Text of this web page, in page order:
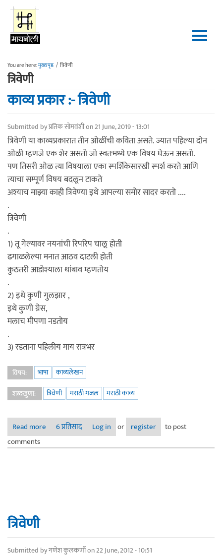
Skip to main content
You are here:मुख्यपृष्ठ / त्रिवेणी
त्रिवेणी
काव्य प्रकार :- त्रिवेणी
Submitted byप्रतिक सोमवंशीon 21 June, 2019 - 13:01
त्रिवेणी या काव्यप्रकारात तीन ओळींची कविता असते. ज्यात पहिल्या दोन
ओळी म्हणजे एक शेर असतो जो स्वतःमध्ये एक विषय घेऊन असतो.
पण तिसरी ओळ त्या विषयाला एका स्पर्शिकेसारखी स्पर्श करते आणि
त्याचा सम्पूर्ण विषय बदलून टाकते
अश्याच माझ्या काही त्रिवेण्या इथे आपल्या समोर सादर करतो ....
.
त्रिवेणी
.
1) तू गेल्यावर नयनांची रिपरिप चालू होती
ढगाळलेल्या मनात आठव दाटली होती
कुठतरी आडोश्याला थांबाव म्हणतोय
.
2) इथे कुणी गुलझार ,
इथे कुणी ग्रेस,
मलाच मीपणा नडतोय
.
3) रडताना पहिलीय माय रात्रभर
विषय: भाषा
काव्यलेखन
शब्दखुणा:
त्रिवेणी मराठी गजल मराठी काव्य
Read more about काव्य प्रकार :- त्रिवेणी
6 प्रतिसाद Log in or register
to post
comments
त्रिवेणी
Submitted byगणेश कुलकर्णीon 22 June, 2012 - 10:51